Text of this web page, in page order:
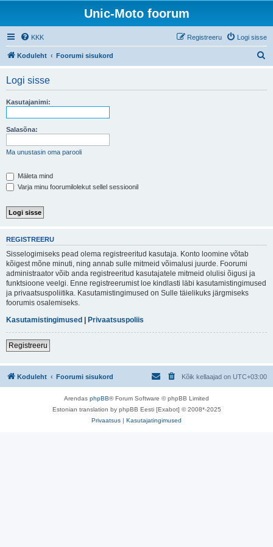
Unic-Moto foorum
KKK Logi sisse
Registreeru
Koduleht Foorumi sisukord
Logi sisse
Kasutajanimi:
Salasõna:
Ma unustasin oma parooli
Mäleta mind
Varja minu foorumilolekut sellel sessioonil
REGISTREERU
Sisselogimiseks pead olema registreeritud kasutaja. Konto loomine võtab
kõigest mõne minuti, ning annab sulle mitmeid võimalusi juurde. Foorumi
administraator võib anda registreeritud kasutajatele mitmeid olulisi õigusi ja
funktsioone veelgi. Enne registreerumist loe kindlasti läbi kasutamistingimused
ja privaatsuspoliitika. Kasutamistingimused on Sulle täielikuks järgmiseks
foorumis osalemiseks.
Kasutamistingimused | Privaatsuspoliis
Registreeru
Koduleht Foorumi sisukord Kõik kellaajad on UTC+03:00
Arendas phpBB® Forum Software © phpBB Limited
Estonian translation by phpBB Eesti [Exabot] © 2008*-2025
Privaatsus | Kasutajatingimused